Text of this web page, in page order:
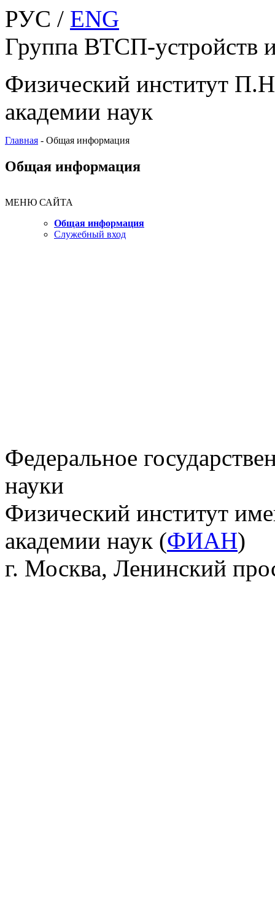
РУС / ENG
Группа ВТСП-устройств
Физический институт
академии наук
Главная - Общая информация
Общая информация
МЕНЮ САЙТА
Общая информация
Служебный вход
Федеральное
науки
Физический институт
академии наук (ФИАН)
г. Москва, Ленинский